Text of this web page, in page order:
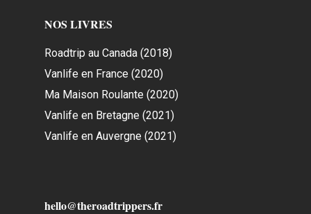
NOS LIVRES
Roadtrip au Canada (2018)
Vanlife en France (2020)
Ma Maison Roulante (2020)
Vanlife en Bretagne (2021)
Vanlife en Auvergne (2021)
hello@theroadtrippers.fr